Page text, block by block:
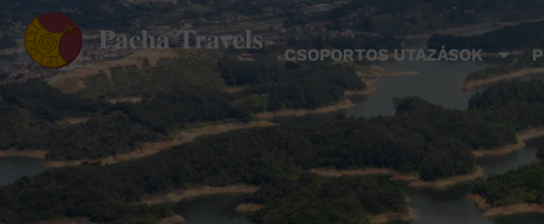
CSOPORTOS UTAZÁSOK